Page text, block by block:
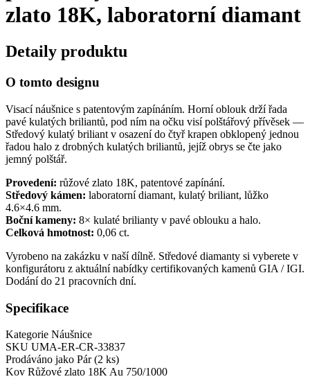
zlato 18K, laboratorní diamant
Detaily produktu
O tomto designu
Visací náušnice s patentovým zapínáním. Horní oblouk drží řada
pavé kulatých briliantů, pod ním na očku visí polštářový přívěsek —
Středový kulatý briliant v osazení do čtyř krapen obklopený jednou
řadou halo z drobných kulatých briliantů, jejíž obrys se čte jako
jemný polštář.
Provedení: růžové zlato 18K, patentové zapínání.
Středový kámen: laboratorní diamant, kulatý briliant, lůžko
4.6×4.6 mm.
Boční kameny: 8× kulaté brilianty v pavé oblouku a halo.
Celková hmotnost: 0,06 ct.
Vyrobeno na zakázku v naší dílně. Středové diamanty si vyberete v
konfigurátoru z aktuální nabídky certifikovaných kamenů GIA / IGI.
Dodání do 21 pracovních dní.
Specifikace
Kategorie Náušnice
SKU UMA-ER-CR-33837
Prodáváno jako Pár (2 ks)
Kov Růžové zlato 18KAu 750/1000